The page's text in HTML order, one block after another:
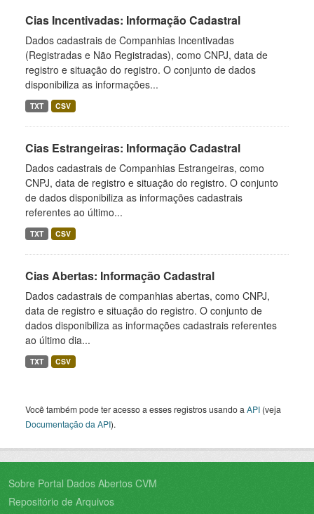
Cias Incentivadas: Informação Cadastral
Dados cadastrais de Companhias Incentivadas
(Registradas e Não Registradas), como CNPJ, data de
registro e situação do registro. O conjunto de dados
disponibiliza as informações...
TXT CSV
Cias Estrangeiras: Informação Cadastral
Dados cadastrais de Companhias Estrangeiras, como
CNPJ, data de registro e situação do registro. O conjunto
de dados disponibiliza as informações cadastrais
referentes ao último...
TXT CSV
Cias Abertas: Informação Cadastral
Dados cadastrais de companhias abertas, como CNPJ,
data de registro e situação do registro. O conjunto de
dados disponibiliza as informações cadastrais referentes
ao último dia...
TXT CSV
Você também pode ter acesso a esses registros usando a API (veja
Documentação da API).
Sobre Portal Dados Abertos CVM
Repositório de Arquivos